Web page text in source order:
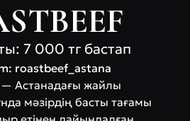
7 000 тг бастап
roastbeef_astana
Астанадағы жайлы
мәзірдің басты тағамы